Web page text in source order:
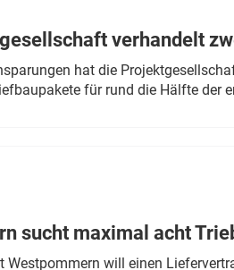
verhandelt
hat die
für rund die Hälfte der
sucht maximal acht
Westpommern will einen